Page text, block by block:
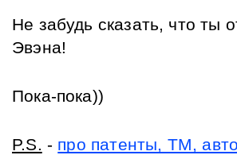
Не забудь сказать, что ты
Эвэна!
Пока-пока))
P.S. - про патенты, ТМ,